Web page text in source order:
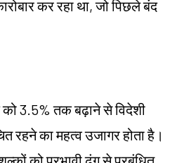
कर रहा था, जो पिछले बंद
को 3.5% तक बढ़ाने से विदेशी
रहने का महत्व उजागर होता है।